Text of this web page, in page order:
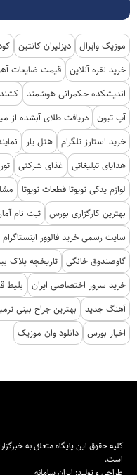
موزیک وایرال دیزلیران کانتین
خرید نقره آنلاین
قیمت ضایعات
اندیشکده حکمرانی هوشمند
آپ تیون دریافت طلای آبشده از
خرید استارز تلگرام هتل یار
هدایای تبلیغاتی
غذای شرکتی
لوازم یدکی تویوتا قطعات تویوتا
بهترین کارگزاری بورس
ثبت نام
سایت رسمی خرید فالوور
گاوصندوق خانگی تاریخچه پلاک
خرید سرور اختصاصی ایران
بلیط
آهنگ جدید
بهترین جراح بینی
اخبار بورس دانلود وان موزیک
کلیه حقوق این پایگاه متعلق به
است.